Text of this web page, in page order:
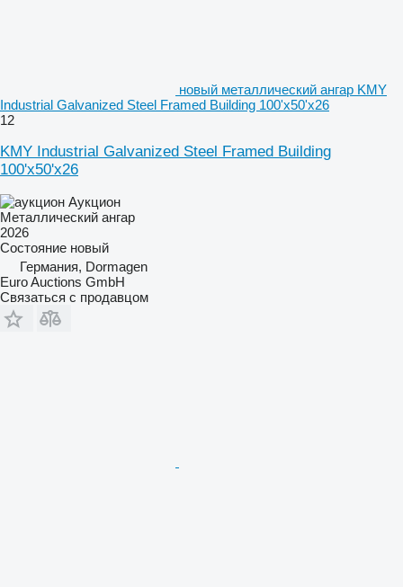
новый металлический ангар KMY
Industrial Galvanized Steel Framed Building 100'x50'x26
12
KMY Industrial Galvanized Steel Framed Building
100'x50'x26
Аукцион
Металлический ангар
2026
Состояние новый
Германия, Dormagen
Euro Auctions GmbH
Связаться с продавцом